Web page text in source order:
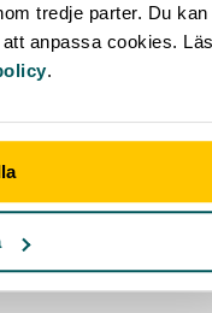
tredje parter. Du
anpassa cookies.
.